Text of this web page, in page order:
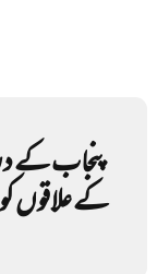
پنجاب کے
کے علاقوں